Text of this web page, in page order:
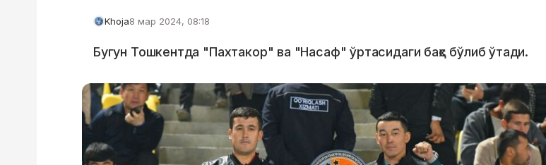
Khoja8 мар 2024, 08:18
Бугун Тошкентда "Пахтакор" ва "Насаф" ўртасидаги баҳс бўлиб ўтади.